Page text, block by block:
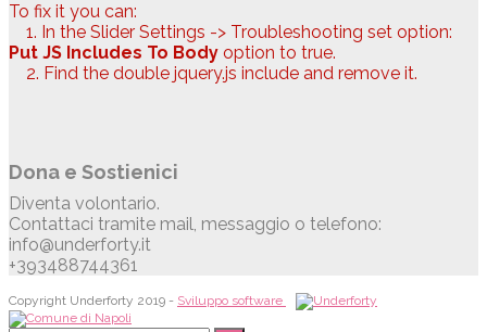
To fix it you can:
1. In the Slider Settings -> Troubleshooting set option:
Put JS Includes To Body option to true.
2. Find the double jquery.js include and remove it.
Dona e Sostienici
Diventa volontario.
Contattaci tramite mail, messaggio o telefono:
info@underforty.it
+393488744361
Copyright Underforty 2019 - Sviluppo software